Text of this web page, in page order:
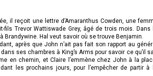
il reçoit une lettre d’Amaranthus Cowden, une
Trevor Wattiswade Grey, âgé de trois mois. Dans
Brandywine. Hal veut savoir où se trouve Benjamin.
après que John n’ait pas fait son rapport au
ses chambres à King’s Arms pour savoir ce qu’il
en chemin, et Claire l’emmène chez John à la
les prochains jours, pour l’empêcher de partir à